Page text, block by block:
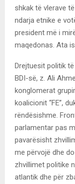
shkak të vlerave
ndarja etnike e
president më i
maqedonas. Ata
Drejtuesit politik
BDI-së, z. Ali
konglomerat
koalicionit “FE”,
rëndësishme.
parlamentar pas
pavarësisht
me përvojë dhe
zhvillimet politike
atlantik dhe për